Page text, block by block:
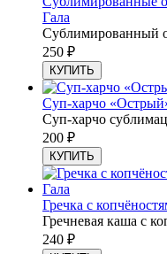
Гала
Сублимированный
250 ₽
КУПИТЬ
Суп-харчо
Суп-харчо
200 ₽
КУПИТЬ
Гречка с
Гречневая каша с
240 ₽